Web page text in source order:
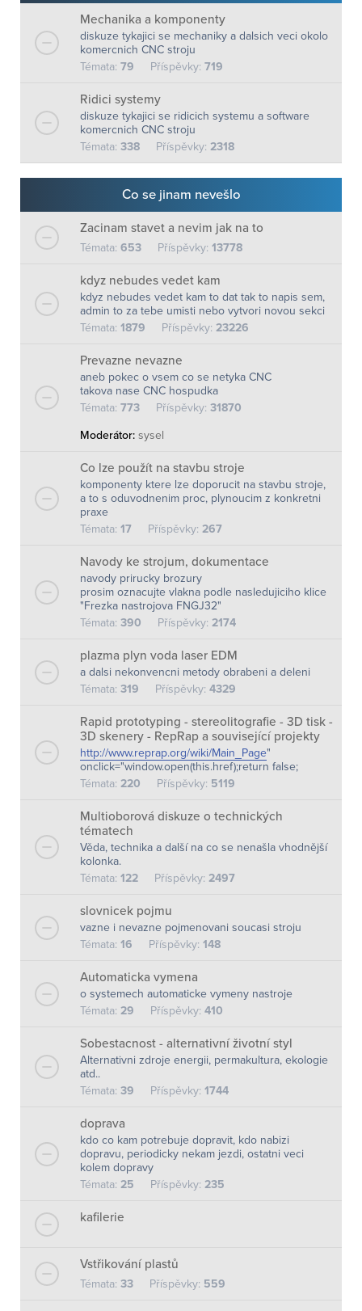
Mechanika a komponenty
diskuze tykajici se mechaniky a dalsich veci okolo
komercnich CNC stroju
Témata: 79 Příspěvky: 719
Ridici systemy
diskuze tykajici se ridicich systemu a software
komercnich CNC stroju
Témata: 338 Příspěvky: 2318
Co se jinam nevešlo
Zacinam stavet a nevim jak na to
Témata: 653 Příspěvky: 13778
kdyz nebudes vedet kam
kdyz nebudes vedet kam to dat tak to napis sem,
admin to za tebe umisti nebo vytvori novou sekci
Témata: 1879 Příspěvky: 23226
Prevazne nevazne
aneb pokec o vsem co se netyka CNC
takova nase CNC hospudka
Témata: 773 Příspěvky: 31870
Moderátor: sysel
Co lze použít na stavbu stroje
komponenty ktere lze doporucit na stavbu stroje,
a to s oduvodnenim proc, plynoucim z konkretni
praxe
Témata: 17 Příspěvky: 267
Navody ke strojum, dokumentace
navody prirucky brozury
prosim oznacujte vlakna podle nasledujiciho klice
"Frezka nastrojova FNGJ32"
Témata: 390 Příspěvky: 2174
plazma plyn voda laser EDM
a dalsi nekonvencni metody obrabeni a deleni
Témata: 319 Příspěvky: 4329
Rapid prototyping - stereolitografie - 3D tisk -
3D skenery - RepRap a související projekty
http://www.reprap.org/wiki/Main_Page"
onclick="window.open(this.href);return false;
Témata: 220 Příspěvky: 5119
Multioborová diskuze o technických
tématech
Věda, technika a další na co se nenašla vhodnější
kolonka.
Témata: 122 Příspěvky: 2497
slovnicek pojmu
vazne i nevazne pojmenovani soucasi stroju
Témata: 16 Příspěvky: 148
Automaticka vymena
o systemech automaticke vymeny nastroje
Témata: 29 Příspěvky: 410
Sobestacnost - alternativní životní styl
Alternativni zdroje energii, permakultura, ekologie
atd..
Témata: 39 Příspěvky: 1744
doprava
kdo co kam potrebuje dopravit, kdo nabizi
dopravu, periodicky nekam jezdi, ostatni veci
kolem dopravy
Témata: 25 Příspěvky: 235
kafilerie
Vstřikování plastů
Témata: 33 Příspěvky: 559